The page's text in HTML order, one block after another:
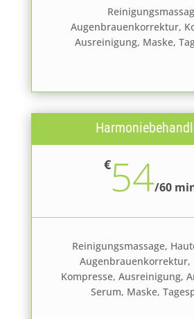
Augenbrauenkorrektur,
Ausreinigung, Maske,
€54/60
Reinigungsmassage,
Augenbrauenkorrektur,
Kompresse, Ausreinigung,
Serum, Maske,